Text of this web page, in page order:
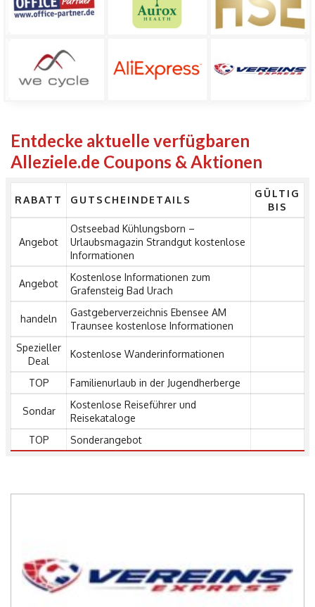
Entdecke aktuelle verfügbaren
Alleziele.de Coupons & Aktionen
RABATT GUTSCHEINDETAILS
GÜLTIG
BIS
Angebot
Ostseebad Kühlungsborn –
Urlaubsmagazin Strandgut kostenlose
Informationen
Angebot
Kostenlose Informationen zum
Grafensteig Bad Urach
handeln
Gastgeberverzeichnis Ebensee AM
Traunsee kostenlose Informationen
Spezieller
Deal
Kostenlose Wanderinformationen
TOP Familienurlaub in der Jugendherberge
Sondar
Kostenlose Reiseführer und
Reisekataloge
TOP
Sonderangebot